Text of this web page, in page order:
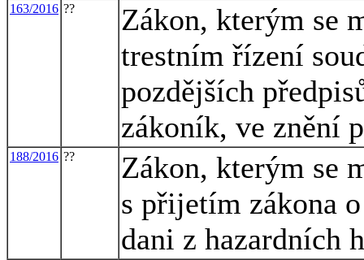
163/2016 ??
Zákon, kterým se
trestním řízení
pozdějších
zákoník, ve znění
188/2016 ??
Zákon, kterým se
s přijetím zákona
dani z hazardních